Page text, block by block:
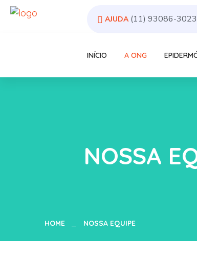
AJUDA (11) 93086-3023
INÍCIO A ONG
NOSSA
HOME NOSSA EQUIPE